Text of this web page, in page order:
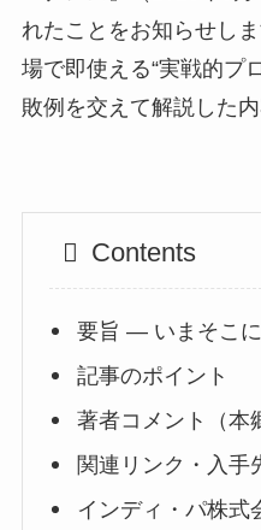
れたことをお知らせし
場で即使える“実戦的プ
敗例を交えて解説した内
Contents
要旨 — いまそこ
記事のポイント
著者コメント（本
関連リンク・入手
インディ・パ株式